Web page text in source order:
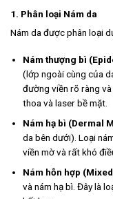
1. Phân loại Nám da
Nám da được phân loại
Nám thượng bì
(lớp ngoài cùng của
đường viền rõ ràng
thoa và laser bề mặt.
Nám hạ bì (Dermal
da bên dưới). Loại
viền mờ và rất khó
Nám hỗn hợp
và nám hạ bì. Đây là